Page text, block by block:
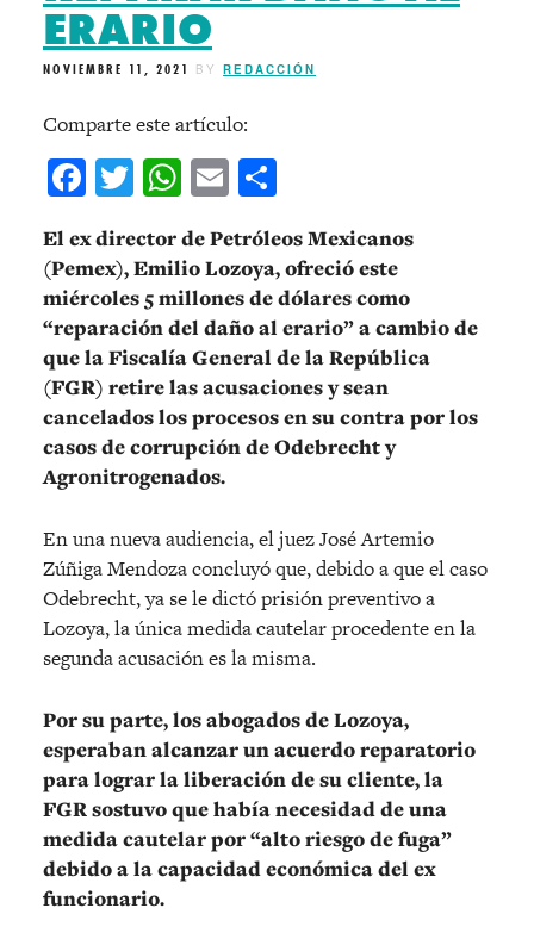
ERARIO
NOVIEMBRE 11, 2021 BY REDACCIÓN
Comparte este artículo:
Facebook
Twitter
WhatsApp
Email
El ex director de Petróleos Mexicanos
(Pemex), Emilio Lozoya, ofreció este
miércoles 5 millones de dólares como
“reparación del daño al erario” a cambio de
que la Fiscalía General de la República
(FGR) retire las acusaciones y sean
cancelados los procesos en su contra por los
casos de corrupción de Odebrecht y
Agronitrogenados.
En una nueva audiencia, el juez José Artemio
Zúñiga Mendoza concluyó que, debido a que el caso
Odebrecht, ya se le dictó prisión preventivo a
Lozoya, la única medida cautelar procedente en la
segunda acusación es la misma.
Por su parte, los abogados de Lozoya,
esperaban alcanzar un acuerdo reparatorio
para lograr la liberación de su cliente, la
FGR sostuvo que había necesidad de una
medida cautelar por “alto riesgo de fuga”
debido a la capacidad económica del ex
funcionario.